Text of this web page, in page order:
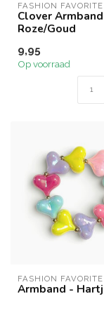
FASHION FAVORITE
Clover
Roze/Goud
9,95
Op voorraad
FASHION FAVORITE
Armband -